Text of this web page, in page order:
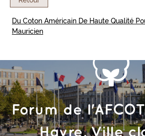
Du Coton Américain De Haute Qualité
Mauricien
Forum de l'AFCOT
Havre, Ville